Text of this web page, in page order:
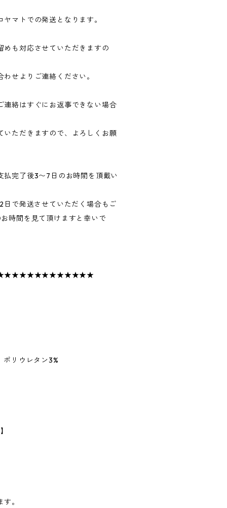
マトでの発送となります。
めも対応させていただきますの
せよりご連絡ください。
連絡はすぐにお返事できない場合
いただきますので、よろしくお願
払完了後3〜7日のお時間を頂戴い
日で発送させていただく場合もご
時間を見て頂けますと幸いで
リウレタン3%
。